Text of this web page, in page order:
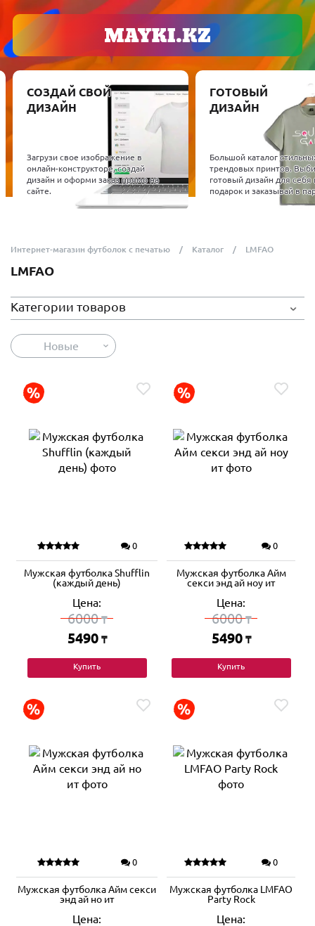
СОЗДАЙ СВОЙ
ДИЗАЙН
Загрузи свое изображение в
онлайн-конструкторе, создай
дизайн и оформи заказ прямо на
сайте.
ГОТОВЫЙ
ДИЗАЙН
Большой каталог
трендовых принтов.
готовый дизайн для себя
подарок и заказывай в
Интернет-магазин футболок с печатью Каталог LMFAO
LMFAO
Категории товаров
Новые
0
Мужская футболка Shufflin
(каждый день)
Цена:
6000₸
5490 ₸
Купить
0
Мужская футболка Айм
секси энд ай ноу ит
Цена:
6000₸
5490 ₸
Купить
0
Мужская футболка Айм секси
энд ай но ит
Цена:
0
Мужская футболка LMFAO
Party Rock
Цена: